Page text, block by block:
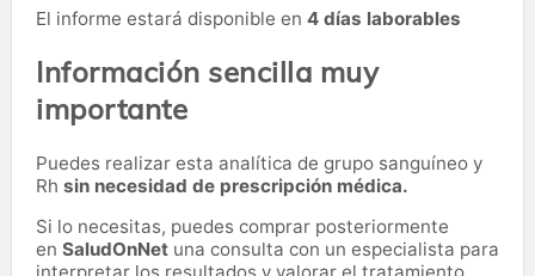
El informe estará disponible en 4 días laborables
Información sencilla muy
importante
Puedes realizar esta analítica de grupo sanguíneo y
Rh sin necesidad de prescripción médica.
Si lo necesitas, puedes comprar posteriormente
en SaludOnNet una consulta con un especialista para